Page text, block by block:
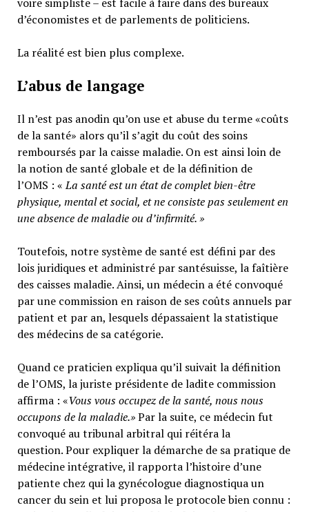
d’économistes et de parlements de politiciens.
La réalité est bien plus complexe.
L’abus de langage
Il n’est pas anodin qu’on use et abuse du terme «coûts
de la santé» alors qu’il s’agit du coût des soins
remboursés par la caisse maladie. On est ainsi loin de
la notion de santé globale et de la définition de
l’OMS : «La santé est un état de complet bien-être
physique, mental et social, et ne consiste pas seulement en
une absence de maladie ou d’infirmité.»
Toutefois, notre système de santé est défini par des
lois juridiques et administré par santésuisse, la faîtière
des caisses maladie. Ainsi, un médecin a été convoqué
par une commission en raison de ses coûts annuels par
patient et par an, lesquels dépassaient la statistique
des médecins de sa catégorie.
Quand ce praticien expliqua qu’il suivait la définition
de l’OMS, la juriste présidente de ladite commission
affirma : «Vous vous occupez de la santé, nous nous
occupons de la maladie.»Par la suite, ce médecin fut
convoqué au tribunal arbitral qui réitéra la
question. Pour expliquer la démarche de sa pratique de
médecine intégrative, il rapporta l’histoire d’une
patiente chez qui la gynécologue diagnostiqua un
cancer du sein et lui proposa le protocole bien connu :